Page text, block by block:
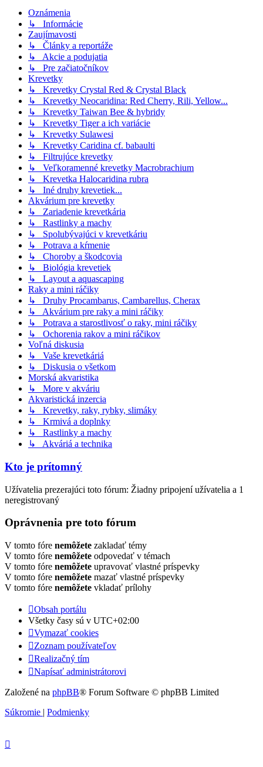
Oznámenia
↳ Informácie
Zaujímavosti
↳ Články a reportáže
↳ Akcie a podujatia
↳ Pre začiatočníkov
Krevetky
↳ Krevetky Crystal Red & Crystal Black
↳ Krevetky Neocaridina: Red Cherry, Rili, Yellow...
↳ Krevetky Taiwan Bee & hybridy
↳ Krevetky Tiger a ich variácie
↳ Krevetky Sulawesi
↳ Krevetky Caridina cf. babaulti
↳ Filtrujúce krevetky
↳ Veľkoramenné krevetky Macrobrachium
↳ Krevetka Halocaridina rubra
↳ Iné druhy krevetiek...
Akvárium pre krevetky
↳ Zariadenie krevetkária
↳ Rastlinky a machy
↳ Spolubývajúci v krevetkáriu
↳ Potrava a kŕmenie
↳ Choroby a škodcovia
↳ Biológia krevetiek
↳ Layout a aquascaping
Raky a mini ráčiky
↳ Druhy Procambarus, Cambarellus, Cherax
↳ Akvárium pre raky a mini ráčiky
↳ Potrava a starostlivosť o raky, mini ráčiky
↳ Ochorenia rakov a mini ráčikov
Voľná diskusia
↳ Vaše krevetkáriá
↳ Diskusia o všetkom
Morská akvaristika
↳ More v akváriu
Akvaristická inzercia
↳ Krevetky, raky, rybky, slimáky
↳ Krmivá a doplnky
↳ Rastlinky a machy
↳ Akváriá a technika
Kto je prítomný
Užívatelia prezerajúci toto fórum: Žiadny pripojení užívatelia a 1
neregistrovaný
Oprávnenia pre toto fórum
V tomto fóre nemôžete zakladať témy
V tomto fóre nemôžete odpovedať v témach
V tomto fóre nemôžete upravovať vlastné príspevky
V tomto fóre nemôžete mazať vlastné príspevky
V tomto fóre nemôžete vkladať prílohy
Obsah portálu
Všetky časy sú v UTC+02:00
Vymazať cookies
Zoznam používateľov
Realizačný tím
Napísať administrátorovi
Založené na phpBB® Forum Software © phpBB Limited
Súkromie | Podmienky